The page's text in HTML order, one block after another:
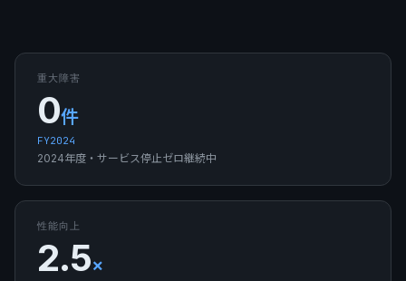
重大障害
0件
FY2024
2024年度・サービス停止ゼロ継続中
性能向上
2.5×